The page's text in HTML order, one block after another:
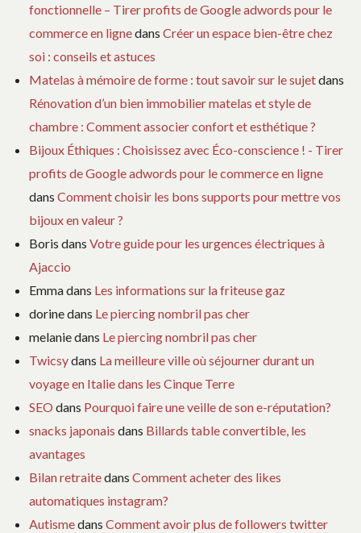
fonctionnelle – Tirer profits de Google adwords pour le
commerce en lignedans Créer un espace bien-être chez
soi : conseils et astuces
Matelas à mémoire de forme : tout savoir sur le sujetdans
Rénovation d’un bien immobilier matelas et style de
chambre : Comment associer confort et esthétique ?
Bijoux Éthiques : Choisissez avec Éco-conscience ! - Tirer
profits de Google adwords pour le commerce en ligne
dans Comment choisir les bons supports pour mettre vos
bijoux en valeur ?
Boris dans Votre guide pour les urgences électriques à
Ajaccio
Emmadans Les informations sur la friteuse gaz
dorinedans Le piercing nombril pas cher
melaniedans Le piercing nombril pas cher
Twicsydans La meilleure ville où séjourner durant un
voyage en Italie dans les Cinque Terre
SEO dans Pourquoi faire une veille de son e-réputation?
snacks japonais dans Billards table convertible, les
avantages
Bilan retraitedans Comment acheter des likes
automatiques instagram?
Autismedans Comment avoir plus de followers twitter